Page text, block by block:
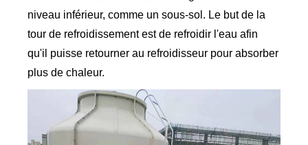
niveau inférieur, comme un sous-sol. Le but de la
tour de refroidissement est de refroidir l'eau afin
qu'il puisse retourner au refroidisseur pour absorber
plus de chaleur.